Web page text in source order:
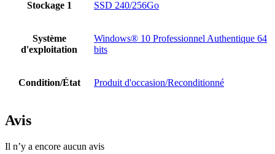
Stockage 1 SSD 240/256Go
Système
d'exploitation
Windows® 10 Professionnel Authentique 64
bits
Condition/État Produit d'occasion/Reconditionné
Avis
Il n’y a encore aucun avis